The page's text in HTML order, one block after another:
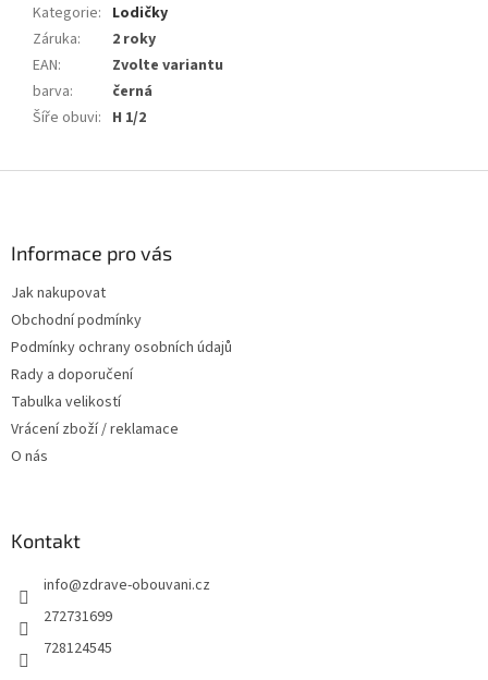
Kategorie: Lodičky
Záruka:
2 roky
EAN:
Zvolte variantu
barva:
černá
Šíře obuvi: H 1/2
Informace pro vás
Jak nakupovat
Obchodní podmínky
Podmínky ochrany osobních údajů
Rady a doporučení
Tabulka velikostí
Vrácení zboží / reklamace
O nás
Kontakt
info@zdrave-obouvani.cz
272731699
728124545